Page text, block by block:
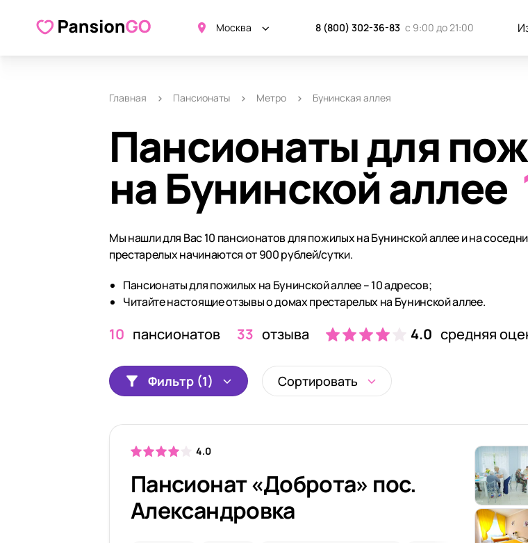
Москва 8 (800) 302-36-83 с 9:00 до 21:00
Главная Пансионаты Метро Бунинская аллея
Пансионаты для
на Бунинской аллее
Мы нашли для Вас 10 пансионатов для пожилых на Бунинской аллее и на
престарелых начинаются от 900 рублей/сутки.
Пансионаты для пожилых на Бунинской аллее – 10 адресов;
Читайте настоящие отзывы о домах престарелых на Бунинской аллее.
10 пансионатов 33 отзыва 4.0 средняя
Фильтр (1) Сортировать
4.0
Пансионат «Доброта» пос.
Александровка